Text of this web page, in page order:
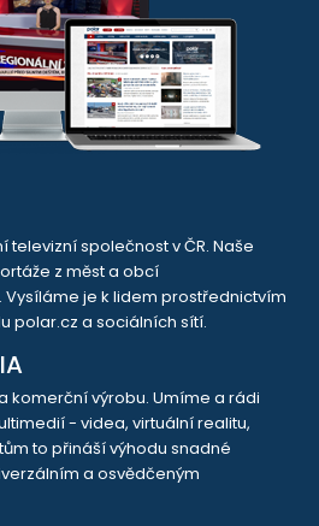
společnost v ČR. Naše
z měst a obcí
je k lidem prostřednictvím
polar.cz a sociálních sítí.
komerční výrobu. Umíme a rádi
- videa, virtuální realitu,
to přináší výhodu snadné
a osvědčeným